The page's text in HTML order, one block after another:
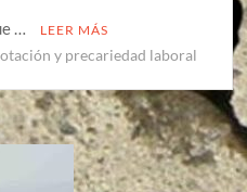
…
LEER MÁS
y precariedad laboral